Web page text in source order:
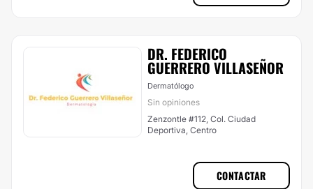
DR. FEDERICO
GUERRERO VILLASEÑOR
Dermatólogo
Sin opiniones
Zenzontle #112, Col. Ciudad
Deportiva, Centro
CONTACTAR